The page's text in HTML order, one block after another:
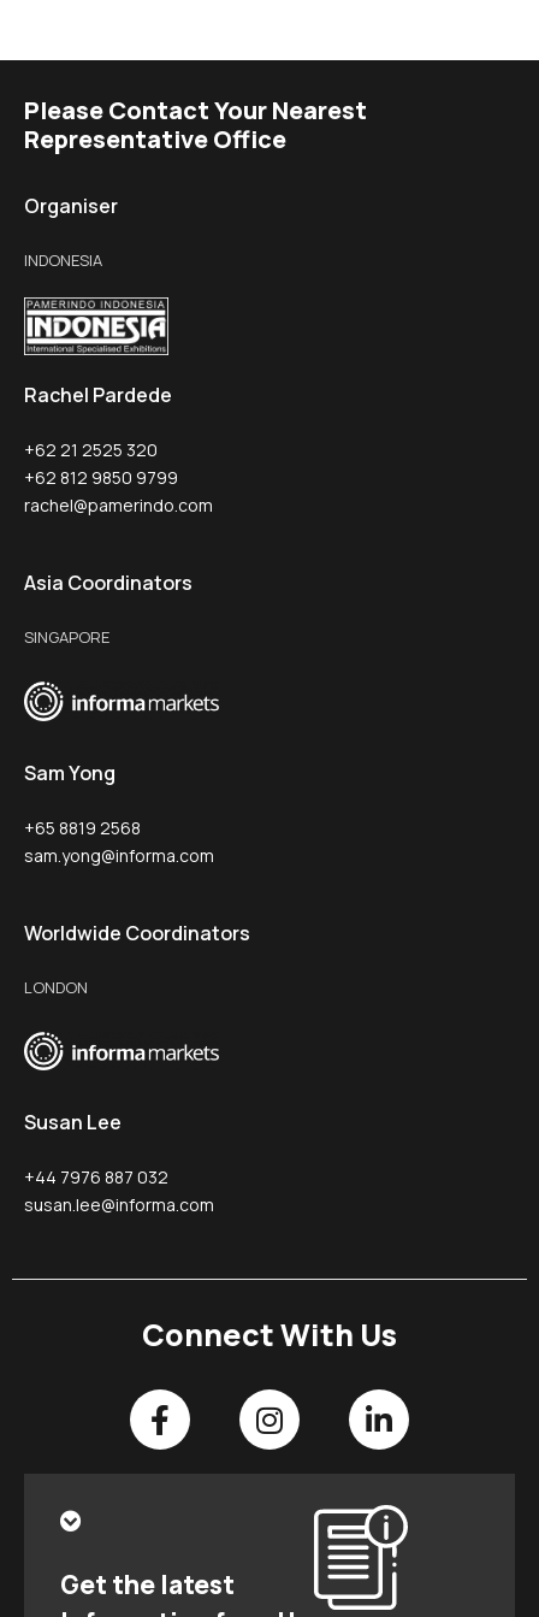
Please Contact Your Nearest
Representative Office
Organiser
INDONESIA
Rachel Pardede
+62 21 2525 320
+62 812 9850 9799
rachel@pamerindo.com
Asia Coordinators
SINGAPORE
Sam Yong
+65 8819 2568
sam.yong@informa.com
Worldwide Coordinators
LONDON
Susan Lee
+44 7976 887 032
susan.lee@informa.com
Connect With Us
Get the latest